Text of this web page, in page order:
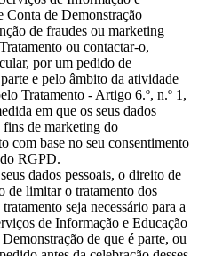
Conta de Demonstração
de fraudes ou marketing
ou contactar-o,
por um pedido de
e pelo âmbito da atividade
Tratamento - Artigo 6.º, n.º 1,
em que os seus dados
fins de marketing do
com base no seu consentimento
RGPD.
dados pessoais, o direito de
de limitar o tratamento dos
seja necessário para a
de Informação e Educação
de que é parte, ou